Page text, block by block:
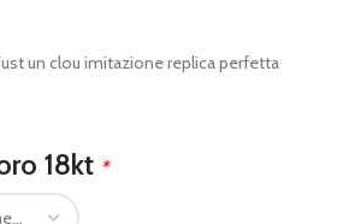
un clou imitazione replica perfetta
18kt *